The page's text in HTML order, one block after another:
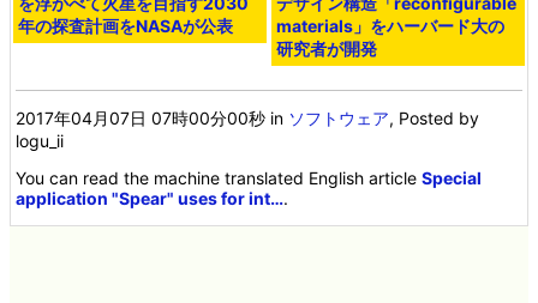
年の探査計画をNASAが公表
materials」をハーバード大の
研究者が開発
2017年04月07日 07時00分00秒 in ソフトウェア, Posted by
logu_ii
You can read the machine translated English articleSpecial
application "Spear" uses for int….